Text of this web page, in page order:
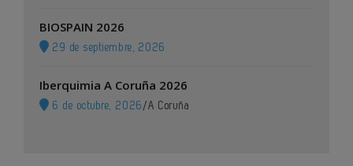
BIOSPAIN 2026
29 de septiembre, 2026
Iberquimia A Coruña 2026
6 de octubre, 2026 /A Coruña